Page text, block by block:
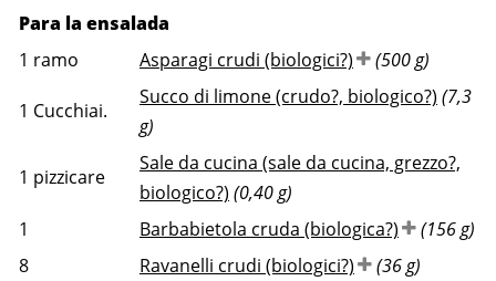
Para la ensalada
1 ramo Asparagi crudi (biologici?) (500 g)
1 Cucchiai.
Succo di limone (crudo?, biologico?) (7,3
g)
1 pizzicare
Sale da cucina (sale da cucina, grezzo?,
biologico?) (0,40 g)
1
Barbabietola cruda (biologica?)
(156 g)
8
Ravanelli crudi (biologici?)
(36 g)